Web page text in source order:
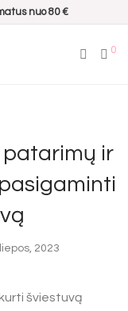
nuo 80 €
0
patarimų ir
2023
šviestuvą